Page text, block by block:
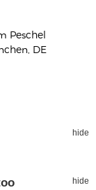
Peschel
DE
hide
hide